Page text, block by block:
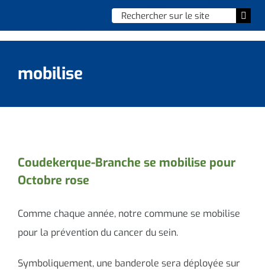
Chercher
:
Vie municipale
Culture et loisirs
Social & solidarité
mobilise
Coudekerque-Branche se mobilise pour
Octobre rose
Comme chaque année, notre commune se mobilise
pour la prévention du cancer du sein.
Symboliquement, une banderole sera déployée sur